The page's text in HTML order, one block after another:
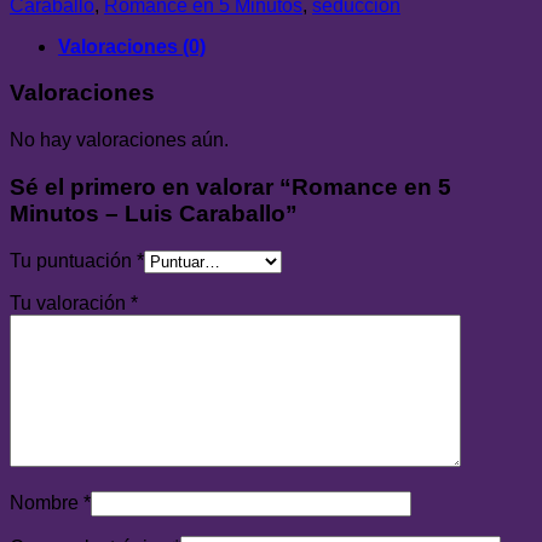
cantidad
Caraballo, Romance en 5 Minutos, seduccion
Valoraciones (0)
Valoraciones
No hay valoraciones aún.
Sé el primero en valorar “Romance en 5
Minutos – Luis Caraballo”
Tu puntuación *
Tu valoración *
Nombre *